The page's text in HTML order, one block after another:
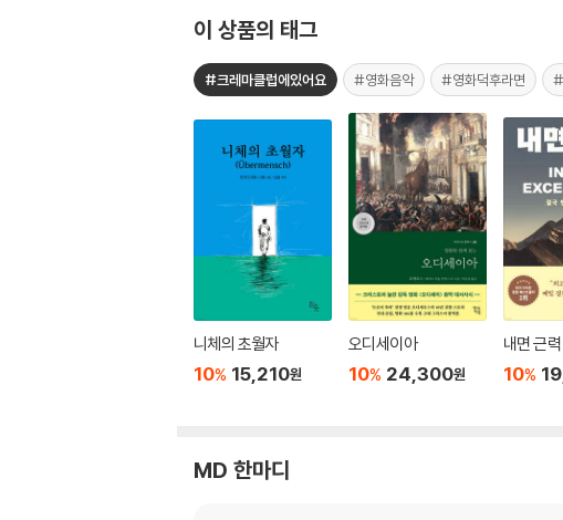
이 상품의 태그
#크레마클럽에있어요 #영화음악 #영화덕후라면 #
니체의 초월자
10% 15,210원
오디세이아
10% 24,300원
내면 근력
10%
MD 한마디